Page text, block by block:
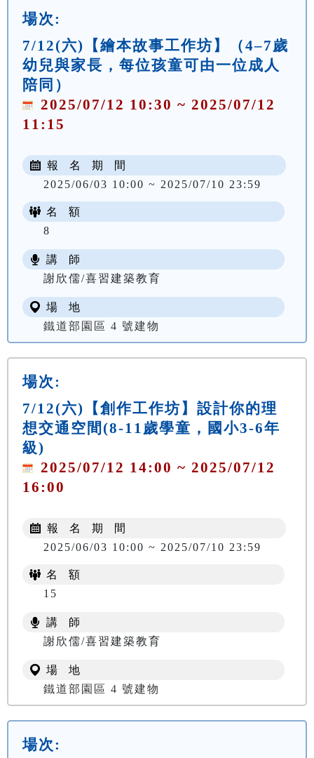
場次:
7/12(六)【繪本故事工作坊】（4–7歲
幼兒與家長，每位孩童可由一位成人
陪同）
2025/07/12 10:30 ~ 2025/07/12
11:15
報 名 期 間
2025/06/03 10:00 ~ 2025/07/10 23:59
名 額
8
講 師
謝欣儒/喜習建築教育
場 地
鐵道部園區 4 號建物
場次:
7/12(六)【創作工作坊】設計你的理
想交通空間(8-11歲學童，國小3-6年
級)
2025/07/12 14:00 ~ 2025/07/12
16:00
報 名 期 間
2025/06/03 10:00 ~ 2025/07/10 23:59
名 額
15
講 師
謝欣儒/喜習建築教育
場 地
鐵道部園區 4 號建物
場次: